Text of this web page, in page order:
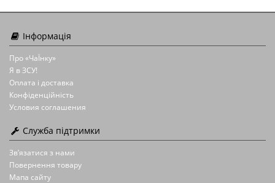
Інформація
Про «ЧаЇнку»
Я в ЗСУ!
Оплата і доставка
Конфіденційність
Условия соглашения
Служба підтримки
Зв’язатися з нами
Повернення товару
Мапа сайту